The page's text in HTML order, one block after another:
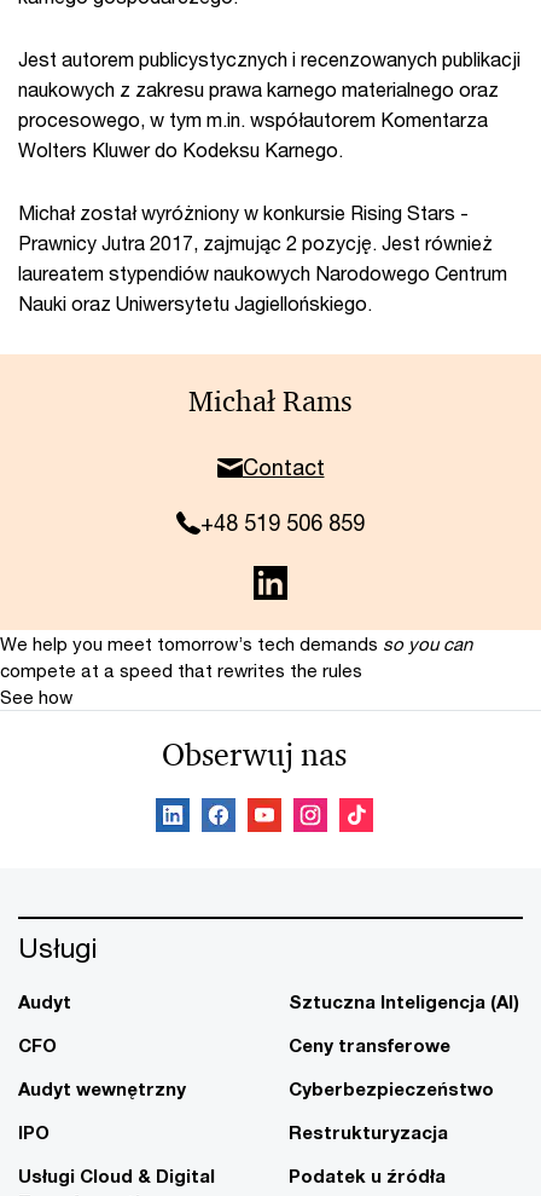
Jest autorem publicystycznych i recenzowanych publikacji
naukowych z zakresu prawa karnego materialnego oraz
procesowego, w tym m.in. współautorem Komentarza
Wolters Kluwer do Kodeksu Karnego.
Michał został wyróżniony w konkursie Rising Stars -
Prawnicy Jutra 2017, zajmując 2 pozycję. Jest również
laureatem stypendiów naukowych Narodowego Centrum
Nauki oraz Uniwersytetu Jagiellońskiego.
Michał Rams
Contact
+48 519 506 859
We help you meet tomorrow’s tech demands so you can
compete at a speed that rewrites the rules
See how
Obserwuj nas
Usługi
Audyt
CFO
Audyt wewnętrzny
IPO
Usługi Cloud & Digital
Sztuczna Inteligencja (AI)
Ceny transferowe
Cyberbezpieczeństwo
Restrukturyzacja
Podatek u źródła